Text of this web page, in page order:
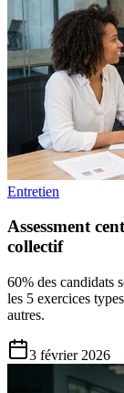
Entretien
Assessment
collectif
60% des candidats
les 5 exercices
autres.
3 février 2026